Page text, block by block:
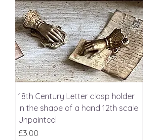
18th Century Letter clasp holder
in the shape of a hand 12th scale
Unpainted
価格
£3.00